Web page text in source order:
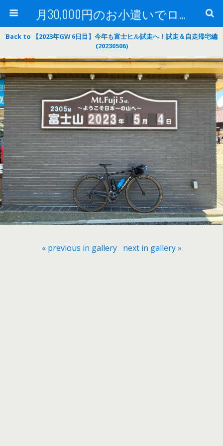
月30,000円のお小遣いでロードバイク
Back to 【2023年GW 6日目】今年も富士ヒル試走へ！試走＆自走帰宅編
(20230506)
« previous in gallery next in gallery »